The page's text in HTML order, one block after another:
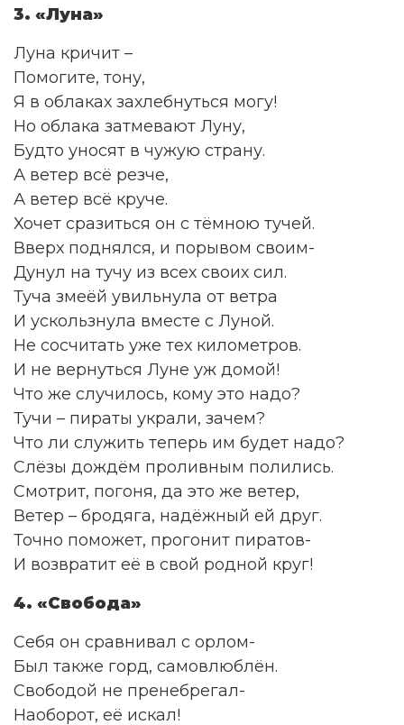
3. «Луна»
Луна кричит –
Помогите, тону,
Я в облаках захлебнуться могу!
Но облака затмевают Луну,
Будто уносят в чужую страну.
А ветер всё резче,
А ветер всё круче.
Хочет сразиться он с тёмною тучей.
Вверх поднялся, и порывом своим-
Дунул на тучу из всех своих сил.
Туча змеёй увильнула от ветра
И ускользнула вместе с Луной.
Не сосчитать уже тех километров.
И не вернуться Луне уж домой!
Что же случилось, кому это надо?
Тучи – пираты украли, зачем?
Что ли служить теперь им будет надо?
Слёзы дождём проливным полились.
Смотрит, погоня, да это же ветер,
Ветер – бродяга, надёжный ей друг.
Точно поможет, прогонит пиратов-
И возвратит её в свой родной круг!
4. «Свобода»
Себя он сравнивал с орлом-
Был также горд, самовлюблён.
Свободой не пренебрегал-
Наоборот, её искал!